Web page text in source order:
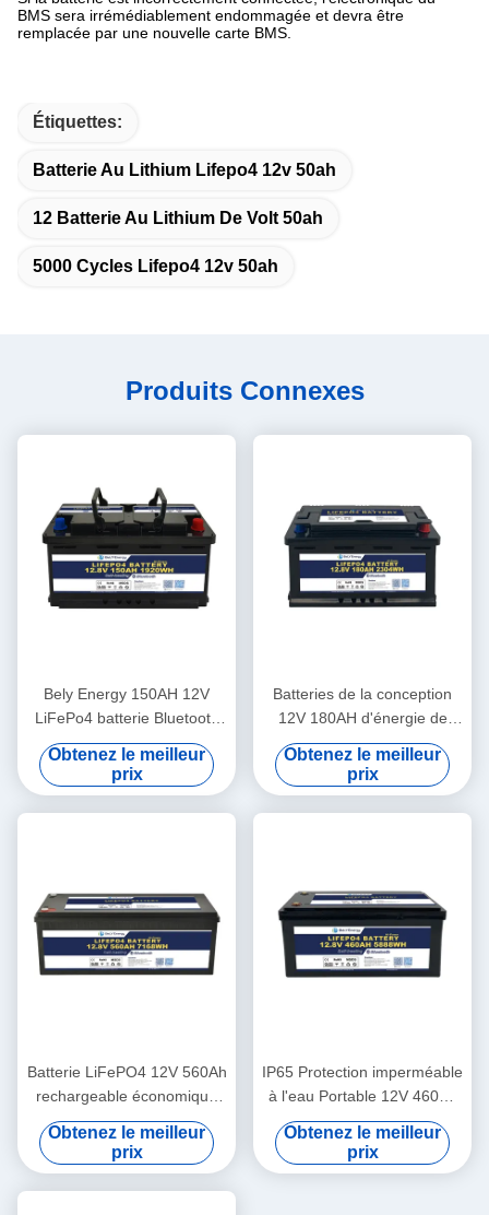
BMS sera irrémédiablement endommagée et devra être
remplacée par une nouvelle carte BMS.
Étiquettes:
Batterie Au Lithium Lifepo4 12v 50ah
12 Batterie Au Lithium De Volt 50ah
5000 Cycles Lifepo4 12v 50ah
Produits Connexes
Bely Energy 150AH 12V
LiFePo4 batterie Bluetooth
et auto-chauffage Pour
Yachit médical
Obtenez le meilleur
prix
Batteries de la conception
12V 180AH d'énergie de
Bely les plus défuntes pour
Bluetooth pour la station de
base de stockage de
l'énergie d'UPS rv
Obtenez le meilleur
prix
Batterie LiFePO4 12V 560Ah
rechargeable économique
5000 cycles
Obtenez le meilleur
prix
IP65 Protection imperméable
à l'eau Portable 12V 460Ah
LiFePo4 batterie longue
durée de vie pour camping-
car
Obtenez le meilleur
prix